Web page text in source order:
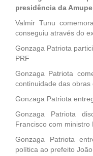
presidência da Amupe
Valmir Tunu
conseguiu através do
Gonzaga Patriota
PRF
Gonzaga Patriota
continuidade das
Gonzaga Patriota
Gonzaga Patriota
Francisco com ministro
Gonzaga Patriota
política ao prefeito